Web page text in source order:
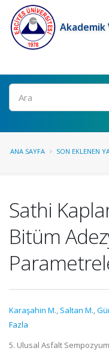
Akademik
Ara
ANA SAYFA SON EKLENEN
Sathi
Bitüm
Karaşahin M., Saltan M.,
Fazla
5. Ulusal Asfalt